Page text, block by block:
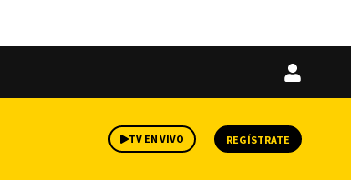
Iniciar
TV EN VIVO REGÍSTRATE